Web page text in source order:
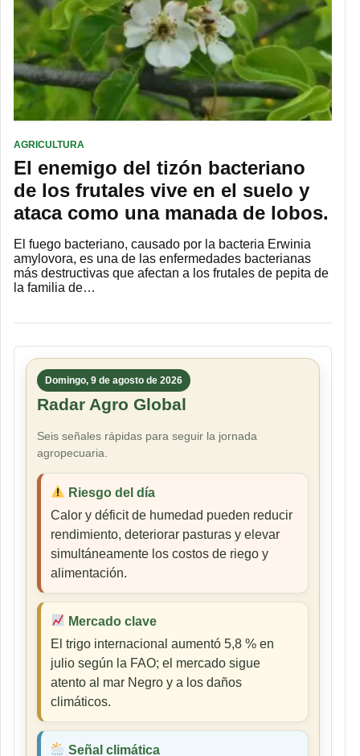
AGRICULTURA
El enemigo del tizón bacteriano
de los frutales vive en el suelo y
ataca como una manada de lobos.
El fuego bacteriano, causado por la bacteria Erwinia
amylovora, es una de las enfermedades bacterianas
más destructivas que afectan a los frutales de pepita de
la familia de…
Domingo, 9 de agosto de 2026
Radar Agro Global
Seis señales rápidas para seguir la jornada
agropecuaria.
Riesgo del día
Calor y déficit de humedad pueden reducir
rendimiento, deteriorar pasturas y elevar
simultáneamente los costos de riego y
alimentación.
Mercado clave
El trigo internacional aumentó 5,8 % en
julio según la FAO; el mercado sigue
atento al mar Negro y a los daños
climáticos.
Señal climática